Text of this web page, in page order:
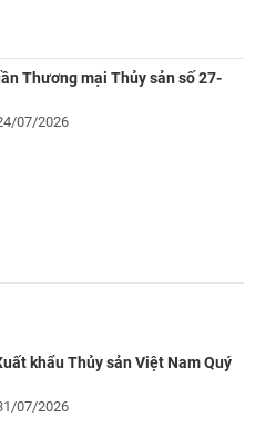
Thương mại Thủy sản số 27-
07/2026
khẩu Thủy sản Việt Nam Quý
07/2026